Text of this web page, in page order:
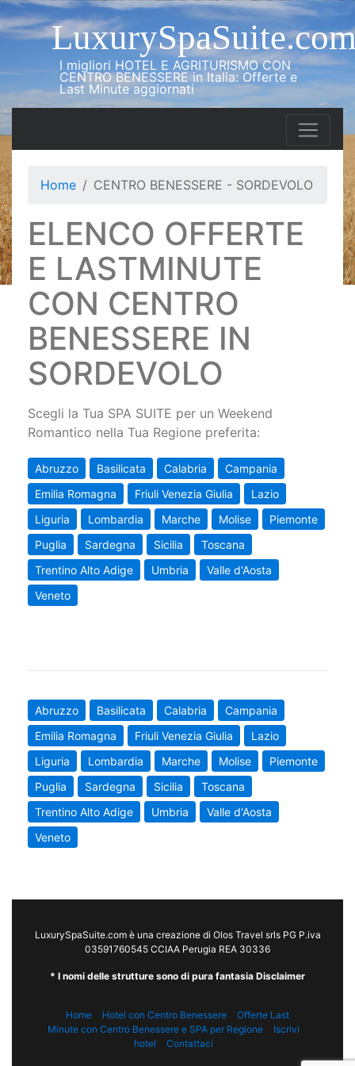
I migliori HOTEL E AGRITURISMO CON
CENTRO BENESSERE in Italia: Offerte e
Last Minute aggiornati
Home CENTRO BENESSERE - SORDEVOLO
ELENCO OFFERTE
E LASTMINUTE
CON CENTRO
BENESSERE IN
SORDEVOLO
Scegli la Tua SPA SUITE per un Weekend
Romantico nella Tua Regione preferita:
Abruzzo Basilicata Calabria
Campania
Emilia Romagna
Friuli Venezia Giulia
Lazio
Liguria
Lombardia Marche Molise
Piemonte
Puglia
Sardegna Sicilia
Toscana
Trentino Alto Adige
Umbria
Valle d'Aosta
Veneto
Abruzzo Basilicata Calabria
Campania
Emilia Romagna
Friuli Venezia Giulia
Lazio
Liguria
Lombardia Marche Molise
Piemonte
Puglia
Sardegna Sicilia
Toscana
Trentino Alto Adige
Umbria
Valle d'Aosta
Veneto
LuxurySpaSuite.com è una creazione di Olos Travel srls PG P.iva
03591760545 CCIAA Perugia REA 30336
* I nomi delle strutture sono di pura fantasia Disclaimer
Home Hotel con Centro Benessere
Offerte Last
Minute con Centro Benessere e SPA per Regione
Iscrivi
hotel
Contattaci